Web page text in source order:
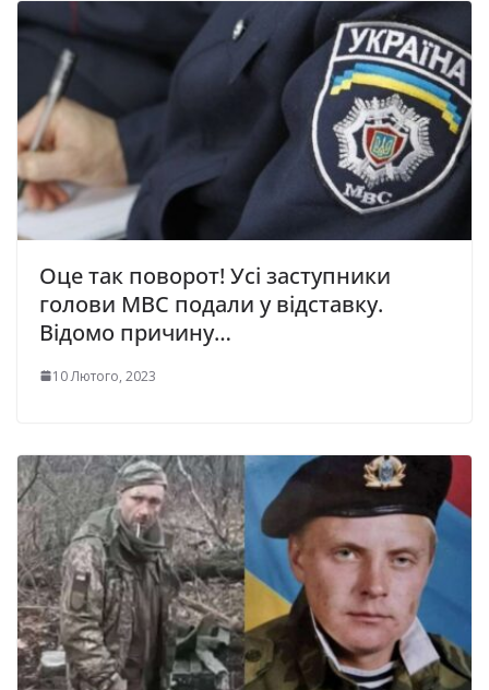
Оце так поворот! Усі заступники
голови МВС подали у відставку.
Відомо причину…
10 Лютого, 2023